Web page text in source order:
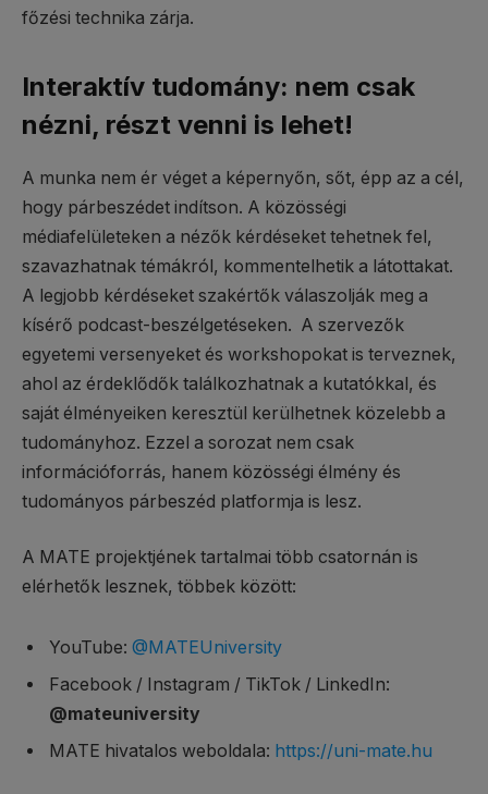
főzési technika zárja.
Interaktív tudomány: nem csak
nézni, részt venni is lehet!
A munka nem ér véget a képernyőn, sőt, épp az a cél,
hogy párbeszédet indítson. A közösségi
médiafelületeken a nézők kérdéseket tehetnek fel,
szavazhatnak témákról, kommentelhetik a látottakat.
A legjobb kérdéseket szakértők válaszolják meg a
kísérő podcast-beszélgetéseken. A szervezők
egyetemi versenyeket és workshopokat is terveznek,
ahol az érdeklődők találkozhatnak a kutatókkal, és
saját élményeiken keresztül kerülhetnek közelebb a
tudományhoz. Ezzel a sorozat nem csak
információforrás, hanem közösségi élmény és
tudományos párbeszéd platformja is lesz.
A MATE projektjének tartalmai több csatornán is
elérhetők lesznek, többek között:
YouTube: @MATEUniversity
Facebook / Instagram / TikTok / LinkedIn:
@mateuniversity
MATE hivatalos weboldala: https://uni-mate.hu